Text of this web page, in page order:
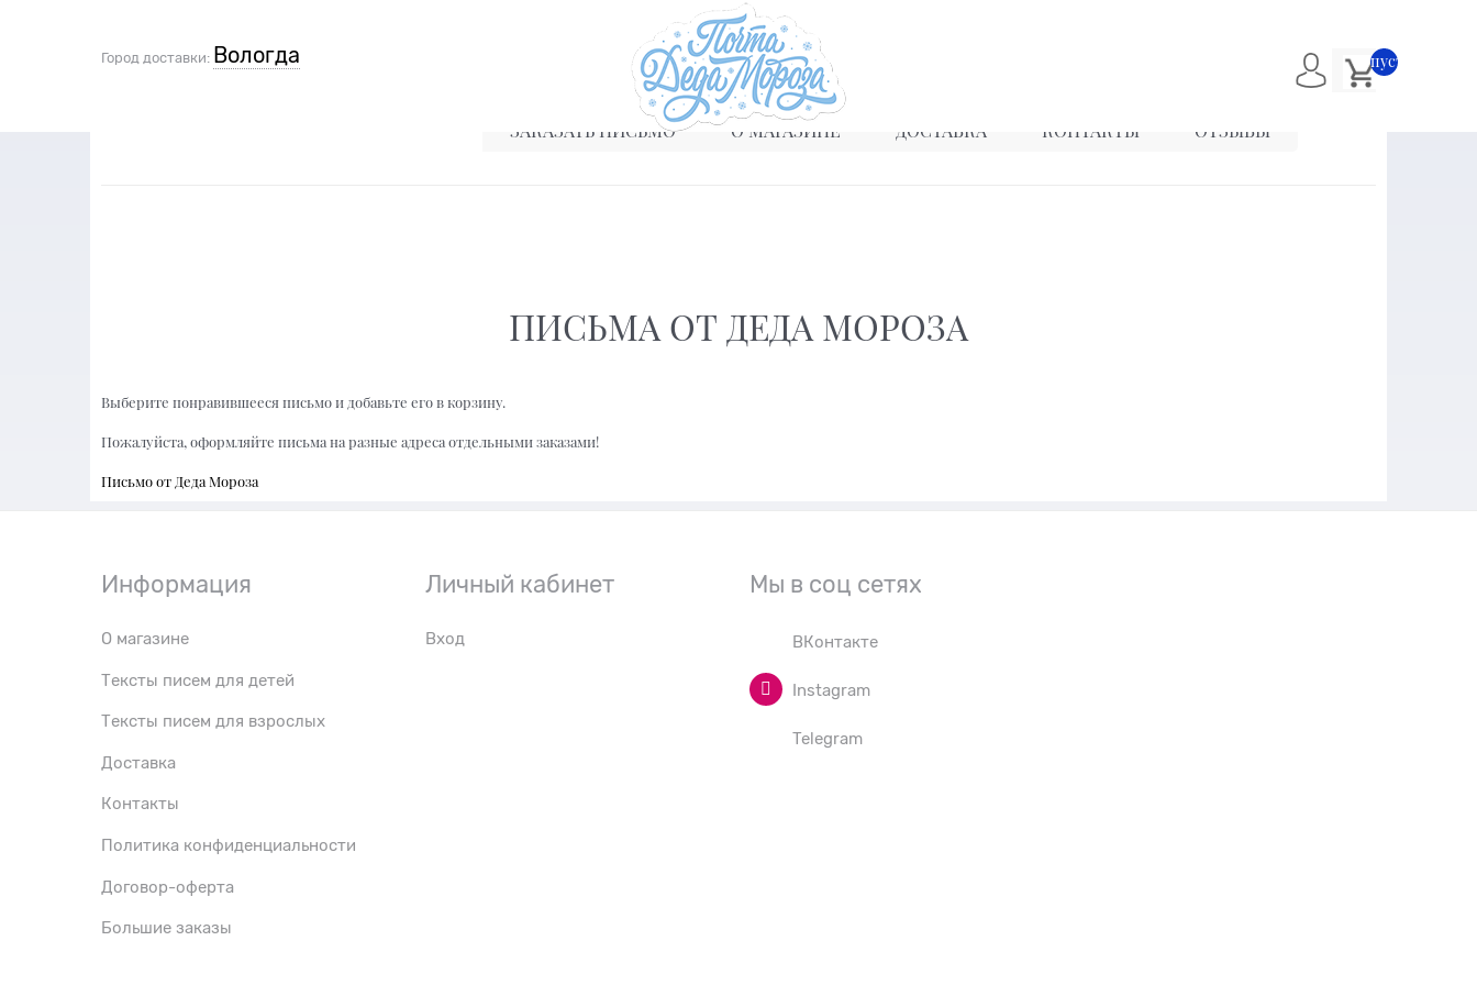
Город доставки: Вологда пусто
ЗАКАЗАТЬ ПИСЬМО О МАГАЗИНЕ ДОСТАВКА КОНТАКТЫ ОТЗЫВЫ
ПИСЬМА ОТ ДЕДА МОРОЗА
Выберите понравившееся письмо и добавьте его в корзину.
Пожалуйста, оформляйте письма на разные адреса отдельными заказами!
Письмо от Деда Мороза
Информация
О магазине
Тексты писем для детей
Тексты писем для взрослых
Доставка
Контакты
Политика конфиденциальности
Договор-оферта
Большие заказы
Личный кабинет
Вход
Мы в соц сетях
ВКонтакте
Instagram
Telegram